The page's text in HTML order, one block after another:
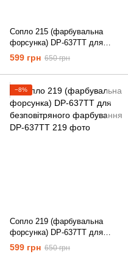
Сопло 215 (фарбувальна
форсунка) DP-637TT для
безповітряного фарбування
599 грн 650 грн
−8%
Сопло 219 (фарбувальна
форсунка) DP-637TT для
безповітряного фарбування
599 грн 650 грн